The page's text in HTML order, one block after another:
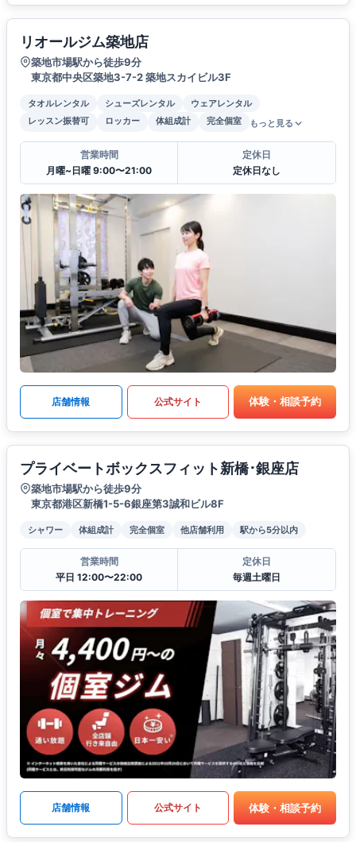
リオールジム築地店
築地市場駅から徒歩9分
東京都中央区築地3-7-2 築地スカイビル3F
タオルレンタル シューズレンタル
ウェアレンタル
レッスン振替可
ロッカー 体組成計 完全個室 もっと見る
営業時間
月曜~日曜 9:00〜21:00
定休日
定休日なし
店舗情報 公式サイト 体験・相談予約
プライベートボックスフィット新橋･銀座店
築地市場駅から徒歩9分
東京都港区新橋1-5-6銀座第3誠和ビル8F
シャワー 体組成計 完全個室 他店舗利用 駅から5分以内
営業時間
平日 12:00〜22:00
定休日
毎週土曜日
店舗情報 公式サイト 体験・相談予約